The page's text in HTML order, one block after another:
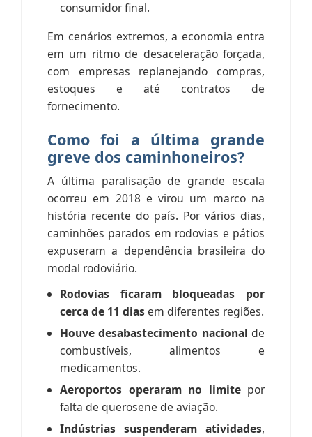
consumidor final.
Em cenários extremos, a economia entra
em um ritmo de desaceleração forçada,
com empresas replanejando compras,
estoques e até contratos de
fornecimento.
Como foi a última grande
greve dos caminhoneiros?
A última paralisação de grande escala
ocorreu em 2018 e virou um marco na
história recente do país. Por vários dias,
caminhões parados em rodovias e pátios
expuseram a dependência brasileira do
modal rodoviário.
Rodovias ficaram bloqueadas por
cerca de 11 diasem diferentes regiões.
Houve desabastecimento nacional de
combustíveis, alimentos e
medicamentos.
Aeroportos operaram no limitepor
falta de querosene de aviação.
Indústrias suspenderam atividades,